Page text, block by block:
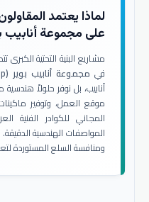
لماذا يعتمد
على مجموعة أنابيب
مشاريع البنية التحتية
في مجموعة أنابيب بوير (Bwer Pipes Group)
أنابيب، بل نوفر حلولاً
موقع العمل، وتوفير
المجاني للكوادر الفنية
المواصفات الهندسية
ومنافسة السلع المستوردة